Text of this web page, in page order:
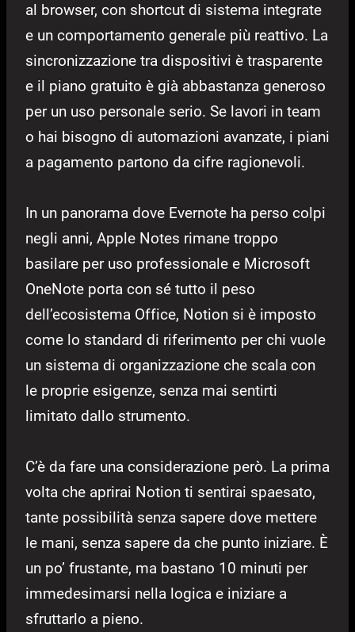
al browser, con shortcut di sistema integrate
e un comportamento generale più reattivo. La
sincronizzazione tra dispositivi è trasparente
e il piano gratuito è già abbastanza generoso
per un uso personale serio. Se lavori in team
o hai bisogno di automazioni avanzate, i piani
a pagamento partono da cifre ragionevoli.
In un panorama dove Evernote ha perso colpi
negli anni, Apple Notes rimane troppo
basilare per uso professionale e Microsoft
OneNote porta con sé tutto il peso
dell’ecosistema Office, Notion si è imposto
come lo standard di riferimento per chi vuole
un sistema di organizzazione che scala con
le proprie esigenze, senza mai sentirti
limitato dallo strumento.
C’è da fare una considerazione però. La prima
volta che aprirai Notion ti sentirai spaesato,
tante possibilità senza sapere dove mettere
le mani, senza sapere da che punto iniziare. È
un po’ frustante, ma bastano 10 minuti per
immedesimarsi nella logica e iniziare a
sfruttarlo a pieno.